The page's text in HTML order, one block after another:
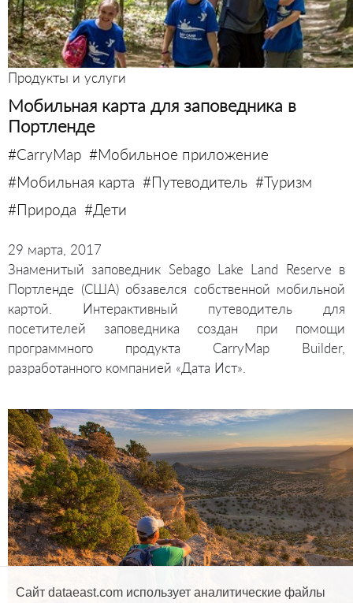
Продукты и услуги
Мобильная карта для заповедника в
Портленде
#CarryMap #Мобильное приложение
#Мобильная карта #Путеводитель #Туризм
#Природа #Дети
29 марта, 2017
Знаменитый заповедник Sebago Lake Land Reserve в
Портленде (США) обзавелся собственной мобильной
картой. Интерактивный путеводитель для
посетителей заповедника создан при помощи
программного продукта CarryMap Builder,
разработанного компанией «Дата Ист».
Сайт dataeast.com использует аналитические файлы